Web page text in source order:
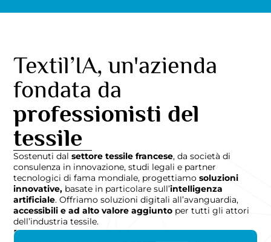
Textil’IA, un'azienda
fondata da
professionisti del
tessile
Sostenuti dalsettore tessile francese, da società di
consulenza in innovazione, studi legali e partner
tecnologici di fama mondiale, progettiamosoluzioni
innovative, basate in particolare sull’intelligenza
artificiale. Offriamo soluzioni digitali all’avanguardia,
accessibili e ad alto valore aggiunto per tutti gli attori
dell’industria tessile.
Partner